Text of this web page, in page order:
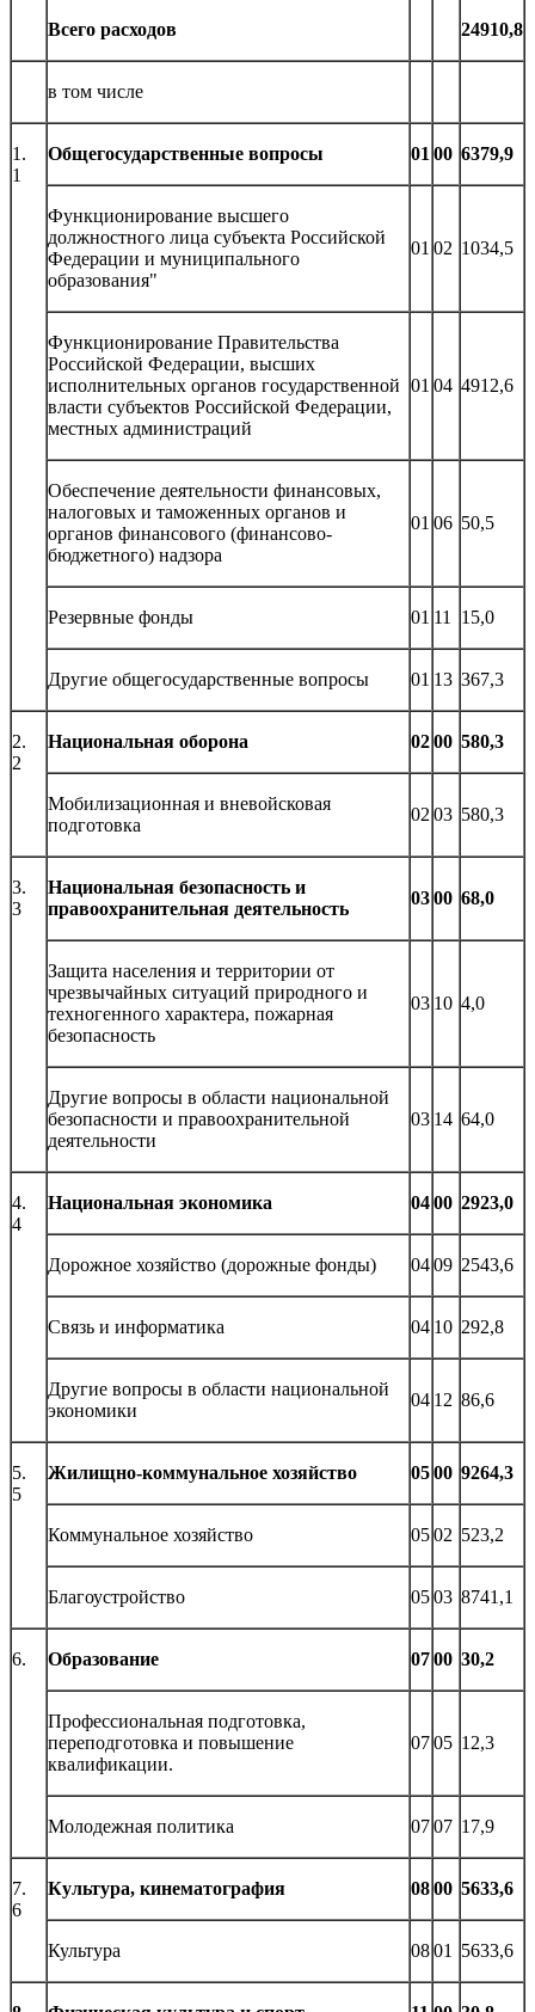
Всего расходов 24910,8
в том числе
1.
1
Общегосударственные вопросы 01 00 6379,9
Функционирование высшего
должностного лица субъекта Российской
Федерации и муниципального
образования"
01 02 1034,5
Функционирование Правительства
Российской Федерации, высших
исполнительных органов государственной
власти субъектов Российской Федерации,
местных администраций
01 04 4912,6
Обеспечение деятельности финансовых,
налоговых и таможенных органов и
органов финансового (финансово-
бюджетного) надзора
01 06 50,5
Резервные фонды 01 11 15,0
Другие общегосударственные вопросы 01 13 367,3
2.
2
Национальная оборона 0200 580,3
Мобилизационная и вневойсковая
подготовка
02 03 580,3
3.
3
Национальная безопасность и
правоохранительная деятельность
0300 68,0
Защита населения и территории от
чрезвычайных ситуаций природного и
техногенного характера, пожарная
безопасность
03 10 4,0
Другие вопросы в области национальной
безопасности и правоохранительной
деятельности
03 14 64,0
4.
4
Национальная экономика 0400 2923,0
Дорожное хозяйство (дорожные фонды) 0409 2543,6
Связь и информатика 04 10 292,8
Другие вопросы в области национальной
экономики
04 12 86,6
5.
5
Жилищно-коммунальное хозяйство 0500 9264,3
Коммунальное хозяйство 0502 523,2
Благоустройство 0503 8741,1
6. Образование 0700 30,2
Профессиональная подготовка,
переподготовка и повышение
квалификации.
0705 12,3
Молодежная политика 0707 17,9
7.
6
Культура, кинематография 0800 5633,6
Культура 0801 5633,6